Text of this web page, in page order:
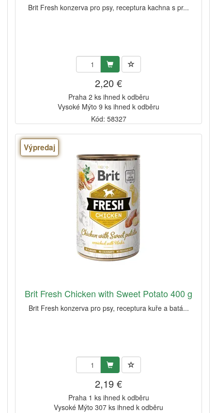
Brit Fresh konzerva pro psy, receptura kachna s pr...
2,20 €
Praha 2 ks ihned k odběru
Vysoké Mýto 9 ks ihned k odběru
Kód: 58327
Výpredaj
Brit Fresh Chicken with Sweet Potato 400 g
Brit Fresh konzerva pro psy, receptura kuře a batá...
2,19 €
Praha 1 ks ihned k odběru
Vysoké Mýto 307 ks ihned k odběru